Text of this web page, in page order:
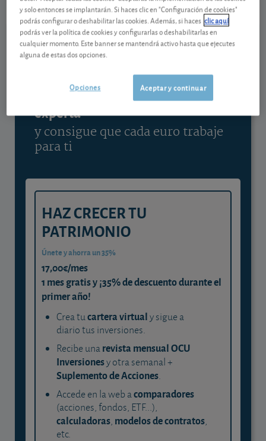
Ver detalladamente
Contenido reservado a SOCIOS
Gestiona tu dinero con visión
experta
y consigue que cada euro trabaje
para ti
HAZ CRECER TU
PATRIMONIO
Únete y ahorra un 35%
17,00€/mes
1 mes gratis y ¡35% de descuento durante el
primer año!
Crea tucartera virtualy sigue a
diario tus inversiones.
Recibe unarevista mensual OCU
Inversionesy otra semanal +
Suplemento de Acciones.
Accede en la web acomparadores
(acciones, fondos, ETF...),
calculadoras, modelos de contratos,
etc.
y solo entonces se implantarán. Si haces clic en "Configuración de cookies"
podrás configurar o deshabilitar las cookies. Además, si haces clic aquí
podrás ver la política de cookies y configurarlas o deshabilitarlas en
cualquier momento. Este banner se mantendrá activo hasta que ejecutes
alguna de estas dos opciones.
Aceptar y continuar
Opciones